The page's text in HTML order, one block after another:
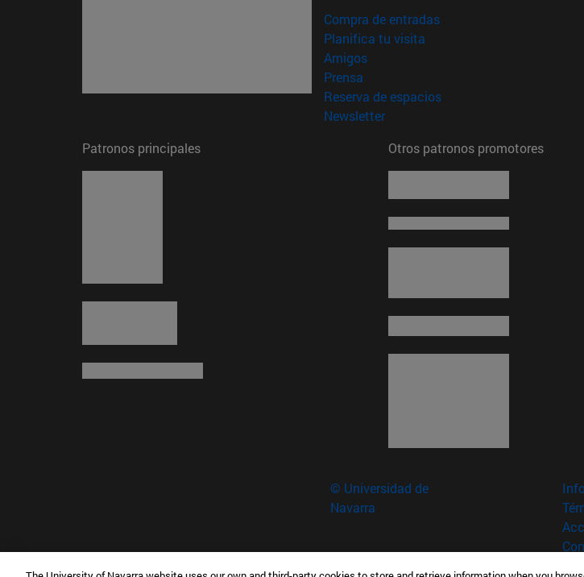
Compra de entradas(abre en nueva ventana)
Planifica tu visita
Amigos(abre en nueva ventana)
Prensa
Reserva de espacios(abre en nueva ventana)
Newsletter(abre en nueva ventana)
Patronos principales
Otros patronos promotores
© Universidad de
Navarra